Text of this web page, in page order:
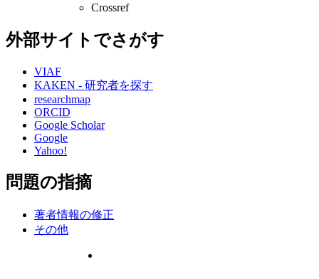
Crossref
外部サイトでさがす
VIAF
KAKEN - 研究者を探す
researchmap
ORCID
Google Scholar
Google
Yahoo!
問題の指摘
著者情報の修正
その他